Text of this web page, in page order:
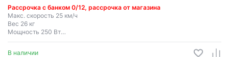
Рассрочка с банком 0/12, рассрочка от магазина
Макс. скорость 25 км/ч
Вес 26 кг
Мощность 250 Вт
Запас хода до 45 км
В наличии